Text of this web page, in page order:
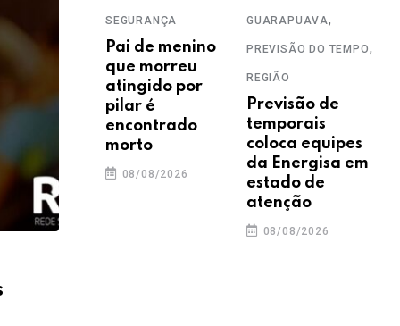
SEGURANÇA
Pai de menino
que morreu
atingido por
pilar é
encontrado
morto
08/08/2026
GUARAPUAVA,
PREVISÃO DO TEMPO,
REGIÃO
Previsão de
temporais
coloca equipes
da Energisa em
estado de
atenção
08/08/2026